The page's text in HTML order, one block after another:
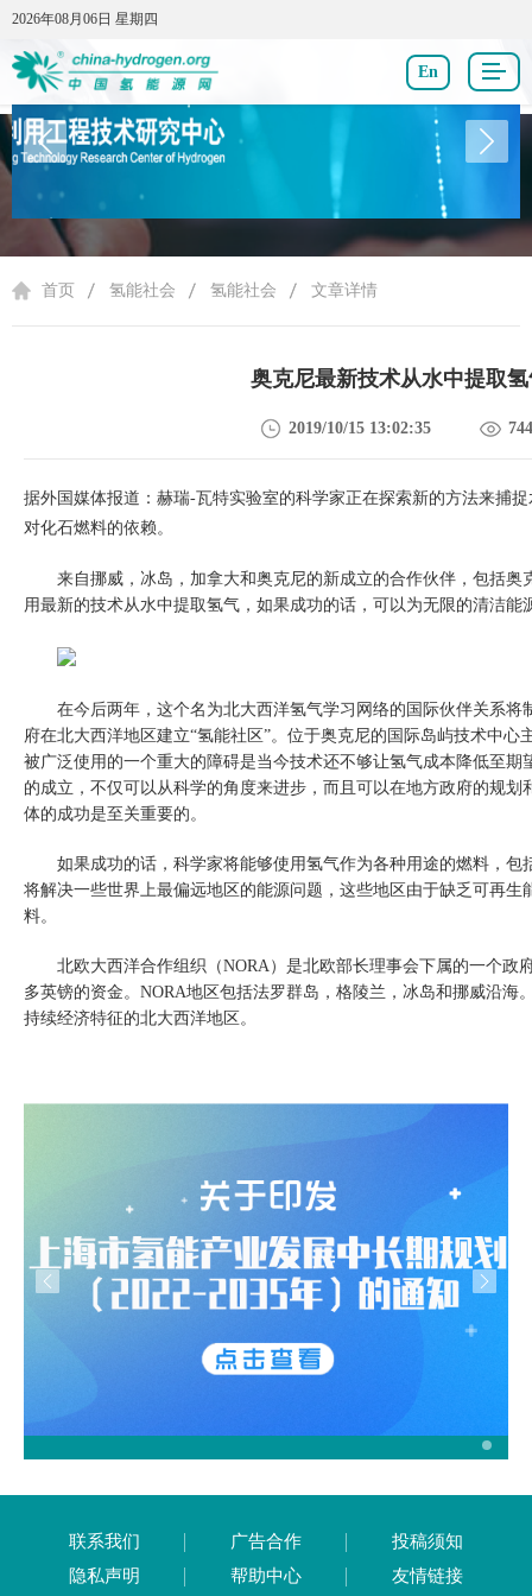
2026年08月06日 星期四
2026年08月06日 星期四
En
首页 氢能社会 氢能社会 文章详情
奥克尼最新技术从水中提取
2019/10/15 13:02:35
据外国媒体报道：赫瑞-瓦特实验室的科学家正在探索新的方法来捕
对化石燃料的依赖。
来自挪威，冰岛，加拿大和奥克尼的新成立的合作伙伴，包括奥
用最新的技术从水中提取氢气，如果成功的话，可以为无限的清洁能
在今后两年，这个名为北大西洋氢气学习网络的国际伙伴关系将
府在北大西洋地区建立“氢能社区”。位于奥克尼的国际岛屿技术中心
被广泛使用的一个重大的障碍是当今技术还不够让氢气成本降低至期
的成立，不仅可以从科学的角度来进步，而且可以在地方政府的规划
体的成功是至关重要的。
如果成功的话，科学家将能够使用氢气作为各种用途的燃料，包
将解决一些世界上最偏远地区的能源问题，这些地区由于缺乏可再生
料。
北欧大西洋合作组织（NORA）是北欧部长理事会下属的一个政
多英镑的资金。 NORA地区包括法罗群岛，格陵兰，冰岛和挪威沿海
持续经济特征的北大西洋地区。
联系我们 广告合作
投稿须知
隐私声明
帮助中心 友情链接